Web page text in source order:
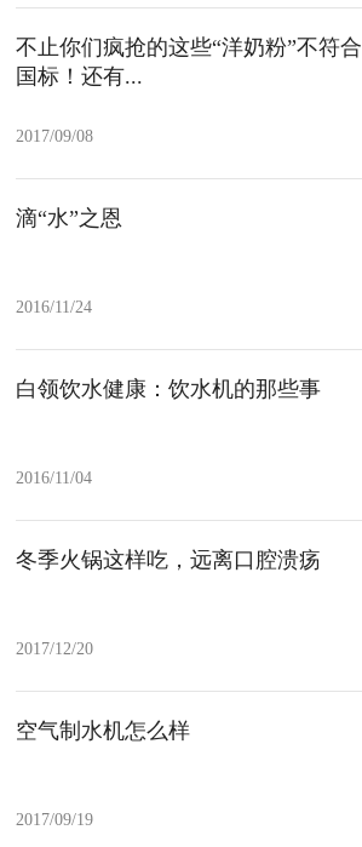
不止你们疯抢的这些“洋奶粉”不符合
国标！还有...
2017/09/08
滴“水”之恩
2016/11/24
白领饮水健康：饮水机的那些事
2016/11/04
冬季火锅这样吃，远离口腔溃疡
2017/12/20
空气制水机怎么样
2017/09/19